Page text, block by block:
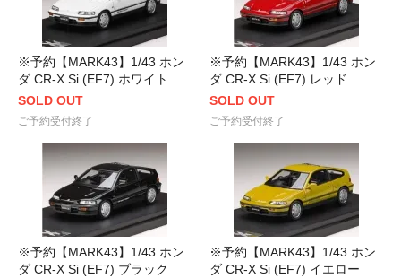
※予約【MARK43】1/43 ホン
ダ CR-X Si (EF7) ホワイト
SOLD OUT
ご予約受付終了
※予約【MARK43】1/43 ホン
ダ CR-X Si (EF7) レッド
SOLD OUT
ご予約受付終了
※予約【MARK43】1/43 ホン
ダ CR-X Si (EF7) ブラック
※予約【MARK43】1/43 ホン
ダ CR-X Si (EF7) イエロー